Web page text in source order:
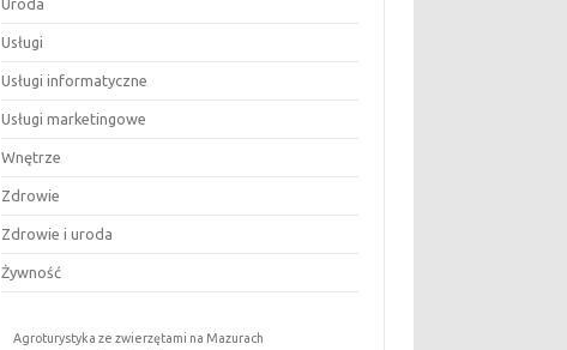
Uroda
Usługi
Usługi informatyczne
Usługi marketingowe
Wnętrze
Zdrowie
Zdrowie i uroda
Żywność
Agroturystyka ze zwierzętami na Mazurach